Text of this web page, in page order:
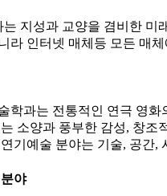
는 지성과 교양을 겸비한 미
라 인터넷 매체등 모든 매
학과는 전통적인 연극 영
소양과 풍부한 감성, 창조
기예술 분야는 기술, 공간,
야